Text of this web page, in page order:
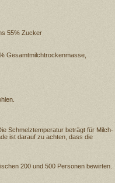
55% Zucker
Gesamtmilchtrockenmasse,
Schmelztemperatur beträgt für Milch-
ist darauf zu achten, dass die
200 und 500 Personen bewirten.